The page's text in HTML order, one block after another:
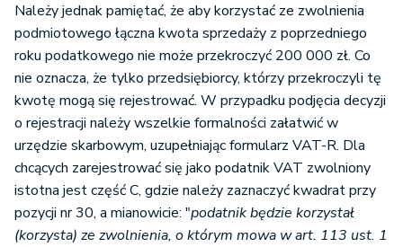
Należy jednak pamiętać, że aby korzystać ze zwolnienia
podmiotowego łączna kwota sprzedaży z poprzedniego
roku podatkowego nie może przekroczyć 200 000 zł. Co
nie oznacza, że tylko przedsiębiorcy, którzy przekroczyli tę
kwotę mogą się rejestrować. W przypadku podjęcia decyzji
o rejestracji należy wszelkie formalności załatwić w
urzędzie skarbowym, uzupełniając formularz VAT-R. Dla
chcących zarejestrować się jako podatnik VAT zwolniony
istotna jest część C, gdzie należy zaznaczyć kwadrat przy
pozycji nr 30, a mianowicie: "podatnik będzie korzystał
(korzysta) ze zwolnienia, o którym mowa w art. 113 ust. 1